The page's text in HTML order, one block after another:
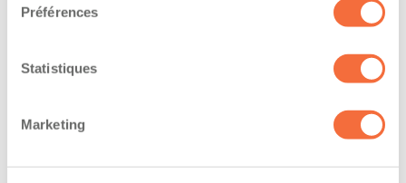
Préférences
Statistiques
Marketing
permis de conduire
The owner-operator has the ability to
work at/during :